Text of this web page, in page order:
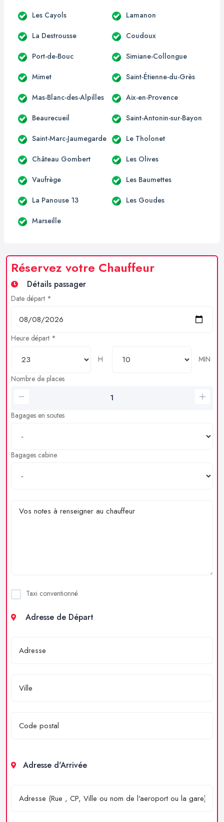
Les Cayols Lamanon
La Destrousse Coudoux
Port-de-Bouc Simiane-Collongue
Mimet Saint-Étienne-du-Grès
Mas-Blanc-des-Alpilles Aix-en-Provence
Beaurecueil Saint-Antonin-sur-Bayon
Saint-Marc-Jaumegarde Le Tholonet
Château Gombert Les Olives
Vaufrège Les Baumettes
La Panouse 13 Les Goudes
Marseille
Réservez votre Chauffeur
Détails passager
Date départ *
Heure départ *
H
MIN
Nombre de places
Bagages en soutes
Bagages cabine
Taxi conventionné
Adresse de Départ
Adresse d'Arrivée